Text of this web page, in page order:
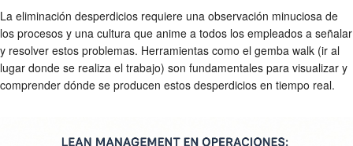
La eliminación desperdicios requiere una observación minuciosa de
los procesos y una cultura que anime a todos los empleados a señalar
y resolver estos problemas. Herramientas como el gemba walk (ir al
lugar donde se realiza el trabajo) son fundamentales para visualizar y
comprender dónde se producen estos desperdicios en tiempo real.